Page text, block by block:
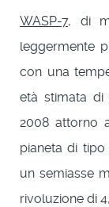
WASP-7, di
leggermente
con una
età stimata di
2008 attorno
pianeta di
un semiasse
rivoluzione di